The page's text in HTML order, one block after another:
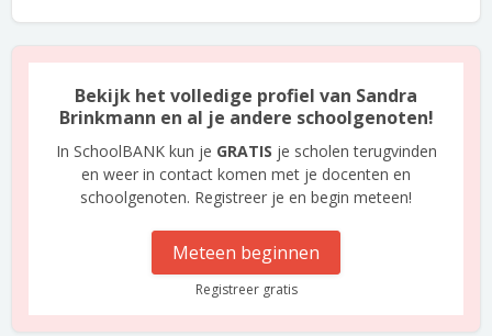
Bekijk het volledige profiel van Sandra
Brinkmann en al je andere schoolgenoten!
In SchoolBANK kun je GRATIS je scholen terugvinden
en weer in contact komen met je docenten en
schoolgenoten. Registreer je en begin meteen!
Meteen beginnen
Registreer gratis